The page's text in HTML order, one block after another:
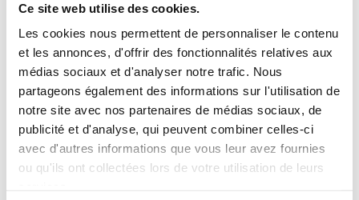
Ce site web utilise des cookies.
Les cookies nous permettent de personnaliser le contenu
et les annonces, d'offrir des fonctionnalités relatives aux
médias sociaux et d'analyser notre trafic. Nous
partageons également des informations sur l'utilisation de
notre site avec nos partenaires de médias sociaux, de
publicité et d'analyse, qui peuvent combiner celles-ci
avec d'autres informations que vous leur avez fournies
ou qu'ils ont collectées lors de votre utilisation de leurs